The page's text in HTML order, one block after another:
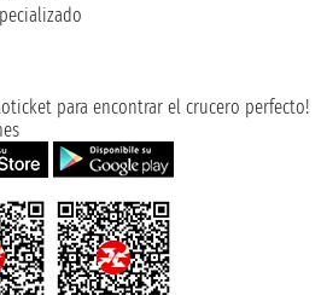
para encontrar el crucero perfecto!